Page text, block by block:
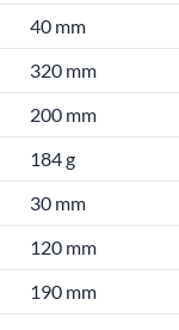
40 mm
320 mm
200 mm
184 g
30 mm
120 mm
190 mm